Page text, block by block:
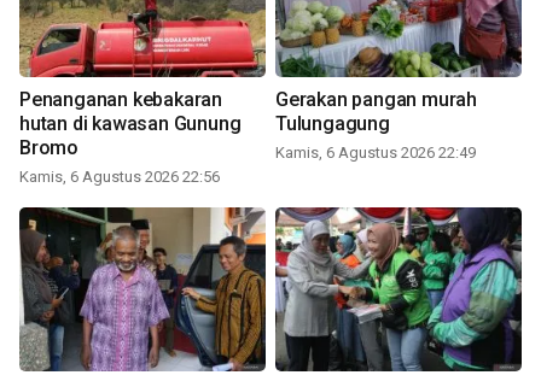
Penanganan kebakaran
hutan di kawasan Gunung
Bromo
Kamis, 6 Agustus 2026 22:56
Gerakan pangan murah
Tulungagung
Kamis, 6 Agustus 2026 22:49